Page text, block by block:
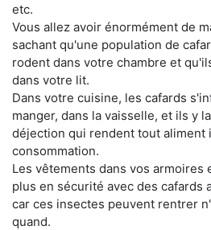
etc.
Vous allez avoir énormément de
sachant qu'une population de
rodent dans votre chambre et
dans votre lit.
Dans votre cuisine, les cafards
manger, dans la vaisselle, et ils y
déjection qui rendent tout aliment
consommation.
Les vêtements dans vos
plus en sécurité avec des cafards
car ces insectes peuvent rentrer
quand.